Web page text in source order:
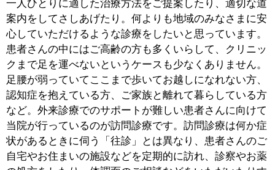
ベルの導入率は決して高くはなく、呼気NO検査を目当
てに当院を受診なさる方もいらっしゃるほどです。たと
えば、長引く咳の症状では「咳喘息」が疑われますが、
この病気はできるだけ早く原因を特定して適切な治療に
つなげることが大事になります。間違った治療をしてい
ては症状の改善が期待できませんし、たとえ症状が軽快
しても再び悪くなってしまうケースもあるからです。ま
た、咳喘息が喘息に発展するとQOL（生活の質）を大き
く損ねる恐れがありますので、何かお困りのこと・気に
なる症状がみられましたら、お早めにご相談いただきた
いと思います。
■レントゲン読影のプロフェッショナルとし
て、小さなサインを見逃さない